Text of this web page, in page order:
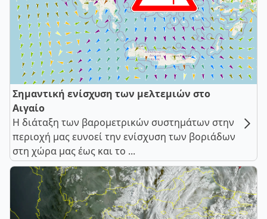
Σημαντική ενίσχυση των μελτεμιών στο
Αιγαίο
Η διάταξη των βαρομετρικών συστημάτων στην
περιοχή μας ευνοεί την ενίσχυση των βοριάδων
στη χώρα μας έως και το ...